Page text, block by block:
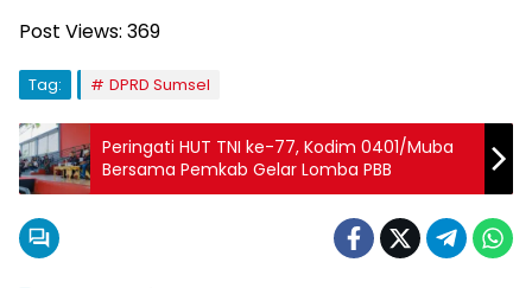
Post Views: 369
Tag: DPRD Sumsel
Peringati HUT TNI ke-77, Kodim 0401/Muba
Bersama Pemkab Gelar Lomba PBB